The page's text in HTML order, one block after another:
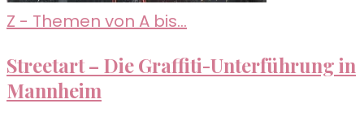
Z - Themen von A bis...
Streetart – Die Graffiti-Unterführung in
Mannheim